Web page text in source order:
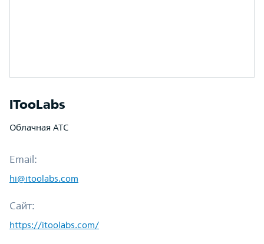
ITooLabs
Облачная АТС
Email:
hi@itoolabs.com
Сайт:
https://itoolabs.com/